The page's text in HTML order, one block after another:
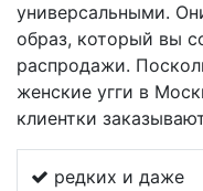
универсальными.
образ, который вы
распродажи.
женские угги в
клиентки
редких и даже